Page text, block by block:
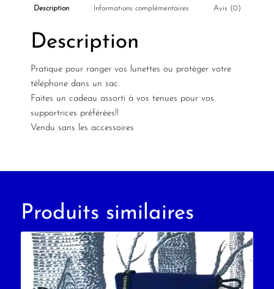
Description Informations complémentaires Avis (0)
Description
Pratique pour ranger vos lunettes ou protéger votre
téléphone dans un sac.
Faites un cadeau assorti à vos tenues pour vos
supportrices préférées!!
Vendu sans les accessoires
Produits similaires